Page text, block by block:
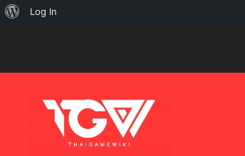
เกี่ยวLog In